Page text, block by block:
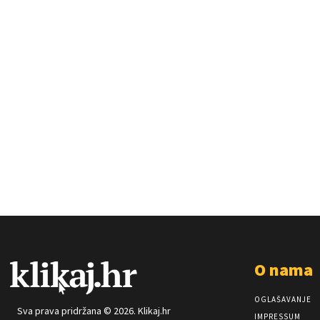
Sva prava pridržana © 2026. Klikaj.hr
O nama
OGLAŠAVANJE
IMPRESSUM